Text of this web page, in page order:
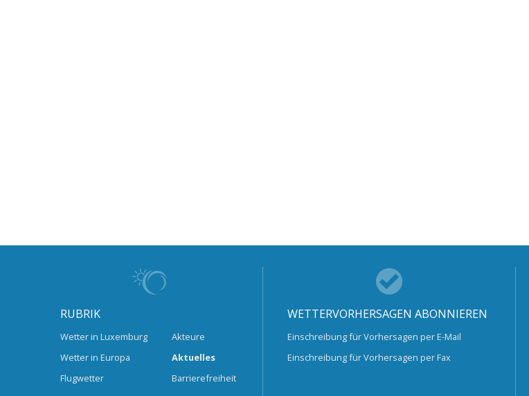
RUBRIK
Wetter in Luxemburg
Wetter in Europa
Flugwetter
Akteure
Aktuelles
Barrierefreiheit
WETTERVORHERSAGEN ABONNIEREN
Einschreibung für Vorhersagen per E-Mail
Einschreibung für Vorhersagen per Fax